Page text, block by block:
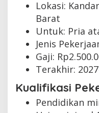
Lokasi:
Barat
Untuk: Pria
Jenis
Gaji: Rp
Terakhir:
Kualifikasi
Pendidikan